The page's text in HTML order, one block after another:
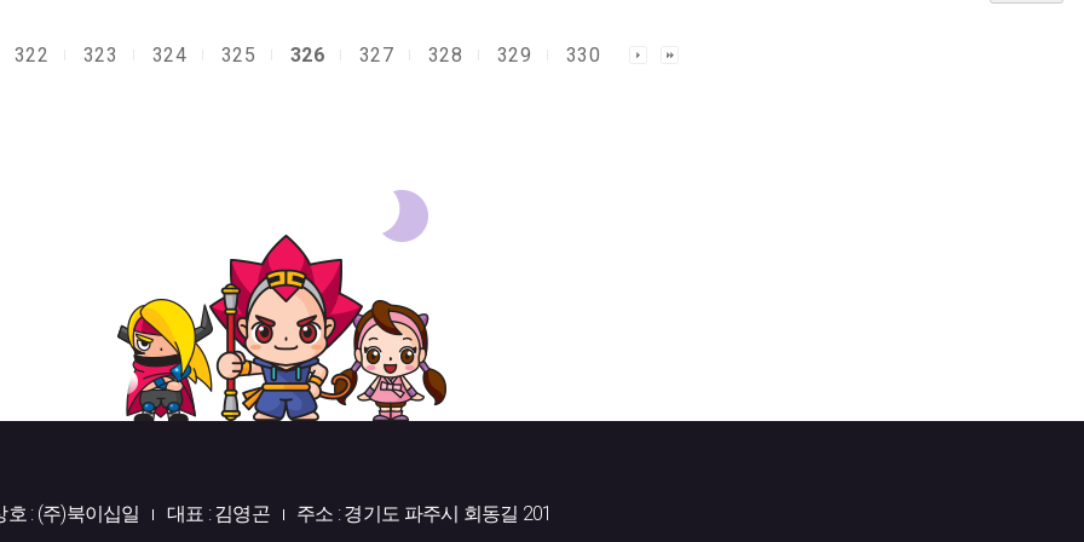
322 323 324 325 326 327 328 329 330
호 : (주)북이십일 대표 : 김영곤 주소 : 경기도 파주시 회동길 201